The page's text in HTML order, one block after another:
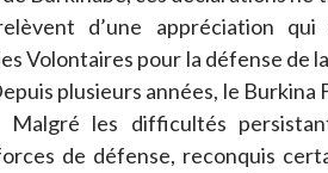
d’une appréciation
Volontaires pour la défense de
plusieurs années, le
Malgré les difficultés
de défense, reconquis